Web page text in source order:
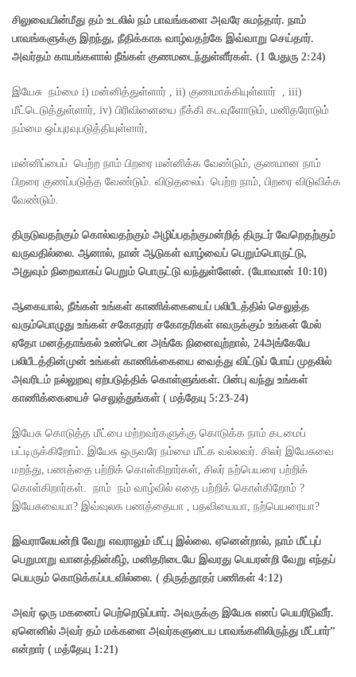
சிலுவையின்மீது தம் உடலில் நம் பாவங்களை அவரே சுமந்தார். நாம்
பாவங்களுக்கு இறந்து, நீதிக்காக வாழ்வதற்கே இவ்வாறு செய்தார்.
அவர்தம் காயங்களால் நீங்கள் குணமடைந்துள்ளீர்கள். (1 பேதுரு 2:24)
இயேசு நம்மை i) மன்னித்துள்ளார் , ii) குணமாக்கியுள்ளார் , iii)
மீட்டெடுத்துள்ளார், iv) பிரிவினையை நீக்கி கடவுளோடும், மனிதரோடும்
நம்மை ஒப்புரவுபடுத்தியுள்ளார்,
மன்னிப்பைப் பெற்ற நாம் பிறரை மன்னிக்க வேண்டும், குணமான நாம்
பிறரை குணப்படுத்த வேண்டும். விடுதலைப் பெற்ற நாம், பிறரை விடுவிக்க
வேண்டும்.
திருடுவதற்கும் கொல்வதற்கும் அழிப்பதற்குமன்றித் திருடர் வேறெதற்கும்
வருவதில்லை. ஆனால், நான் ஆடுகள் வாழ்வைப் பெறும்பொருட்டு,
அதுவும் நிறைவாகப் பெறும் பொருட்டு வந்துள்ளேன். (யோவான் 10:10)
ஆகையால், நீங்கள் உங்கள் காணிக்கையைப் பலிபீடத்தில் செலுத்த
வரும்பொழுது உங்கள் சகோதரர் சகோதரிகள் எவருக்கும் உங்கள் மேல்
ஏதோ மனத்தாங்கல் உண்டென அங்கே நினைவுற்றால், 24அங்கேயே
பலிபீடத்தின்முன் உங்கள் காணிக்கையை வைத்து விட்டுப் போய் முதலில்
அவரிடம் நல்லுறவு ஏற்படுத்திக் கொள்ளுங்கள். பின்பு வந்து உங்கள்
காணிக்கையைச் செலுத்துங்கள்( மத்தேயு 5:23-24)
இயேசு கொடுத்த மீட்பை மற்றவர்களுக்கு கொடுக்க நாம் கடமைப்
பட்டிருக்கிறோம். இயேசு ஒருவரே நம்மை மீட்க வல்லவர். சிலர் இயேசுவை
மறந்து, பணத்தை பற்றிக் கொள்கிறார்கள், சிலர் நற்பெயரை பற்றிக்
கொள்கிறார்கள். நாம் நம் வாழ்வில் எதை பற்றிக் கொள்கிறோம் ?
இயேசுவையா? இவ்வுலக பணத்தையா , பதவியையா, நற்பெயரையா?
இவராலேயன்றி வேறு எவராலும் மீட்பு இல்லை. ஏனென்றால், நாம் மீட்புப்
பெறுமாறு வானத்தின்கீழ், மனிதரிடையே இவரது பெயரன்றி வேறு எந்தப்
பெயரும் கொடுக்கப்படவில்லை. ( திருத்தூதர் பணிகள் 4:12)
அவர் ஒரு மகனைப் பெற்றெடுப்பார். அவருக்கு இயேசு எனப் பெயரிடுவீர்.
ஏனெனில் அவர் தம் மக்களை அவர்களுடைய பாவங்களிலிருந்து மீட்பார்”
என்றார்( மத்தேயு 1:21)